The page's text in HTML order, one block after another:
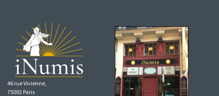
46 rue Vivienne,
75002 Paris